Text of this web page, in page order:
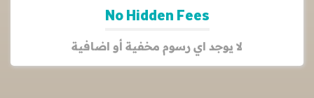
No Hidden Fees
لا يوجد اي رسوم مخفية أو اضافية